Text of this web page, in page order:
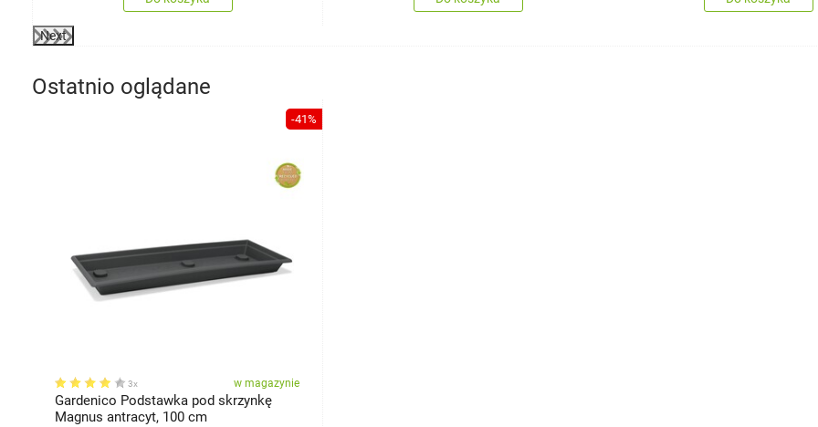
Next
Ostatnio oglądane
-41%
3x w magazynie
Gardenico Podstawka pod skrzynkę
Magnus antracyt, 100 cm